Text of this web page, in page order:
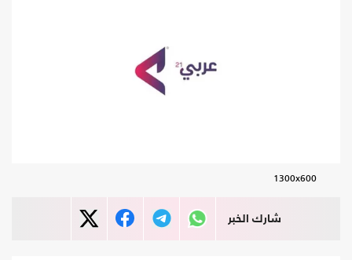
1300x600
شارك الخبر